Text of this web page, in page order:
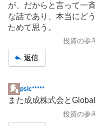
が、だからと言って一
な話であり、本当にど
ためて思う。
投資の参
返信
掲
示
psic*****
また成成株式会と
投資の参